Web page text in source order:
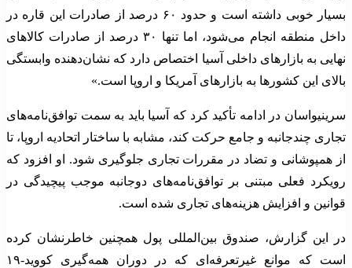
بسیار خوبی داشته است و حدود ۶۰ درصد از صادرات این قاره در
داخل منطقه انجام می‌شود، اما تنها ۳۰ درصد از صادرات کالاهای
نهایی به بازارهای داخلی آسیا اختصاص دارد که نشان‌دهنده وابستگی
بالای این کشورها به بازارهای آمریکا و اروپا است.»
سرینیواسان در ادامه تأکید کرد که آسیا باید به سمت توافق‌نامه‌های
تجاری چندجانبه و جامع حرکت کند، مشابه با ساختار اتحادیه اروپا، تا
از همپوشانی و تضاد در مقررات تجاری جلوگیری شود. او افزود که
رویکرد فعلی مبتنی بر توافق‌نامه‌های دوجانبه موجب پیچیدگی در
قوانین و افزایش هزینه‌های تجاری شده است.
در این گزارش، صندوق بین‌المللی پول همچنین خاطرنشان کرده
است که موانع غیرتعرفه‌ای که در دوران همه‌گیری کووید-۱۹